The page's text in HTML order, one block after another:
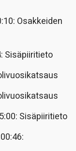
Osakkeiden
Sisäpiiritieto
Sisäpiiritieto